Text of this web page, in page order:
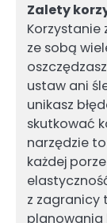
Zalety
Korzystanie
ze sobą
ustaw ani
unikasz
skutkować
narzędzie
każdej
z zagranicy
planowania